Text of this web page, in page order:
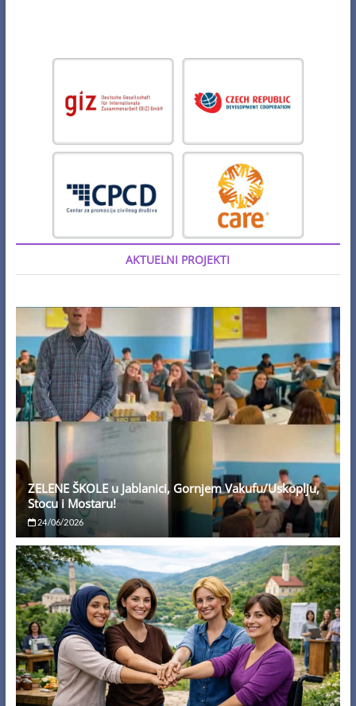
AKTUELNI PROJEKTI
ZELENE ŠKOLE u Jablanici, Gornjem Vakufu/Uskoplju,
Stocu i Mostaru!
24/06/2026